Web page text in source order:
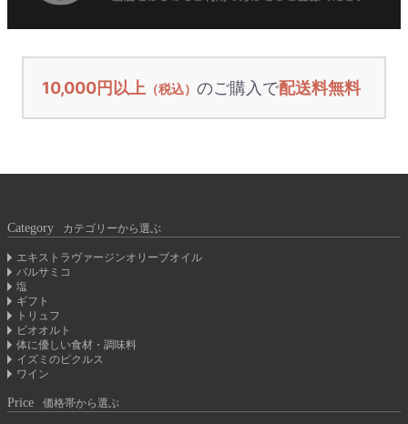
10,000円以上 （税込） のご購入で配送料無料
Category カテゴリーから選ぶ
エキストラヴァージンオリーブオイル
バルサミコ
塩
ギフト
トリュフ
ビオオルト
体に優しい食材・調味料
イズミのピクルス
ワイン
Price 価格帯から選ぶ